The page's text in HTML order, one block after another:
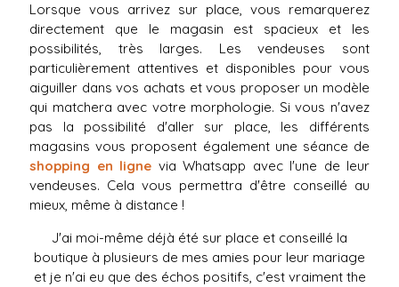
Lorsque vous arrivez sur place, vous remarquerez
directement que le magasin est spacieux et les
possibilités, très larges. Les vendeuses sont
particulièrement attentives et disponibles pour vous
aiguiller dans vos achats et vous proposer un modèle
qui matchera avec votre morphologie. Si vous n'avez
pas la possibilité d'aller sur place, les différents
magasins vous proposent également une séance de
shopping en ligne via Whatsapp avec l'une de leur
vendeuses. Cela vous permettra d'être conseillé au
mieux, même à distance !
J'ai moi-même déjà été sur place et conseillé la
boutique à plusieurs de mes amies pour leur mariage
et je n'ai eu que des échos positifs, c'est vraiment the